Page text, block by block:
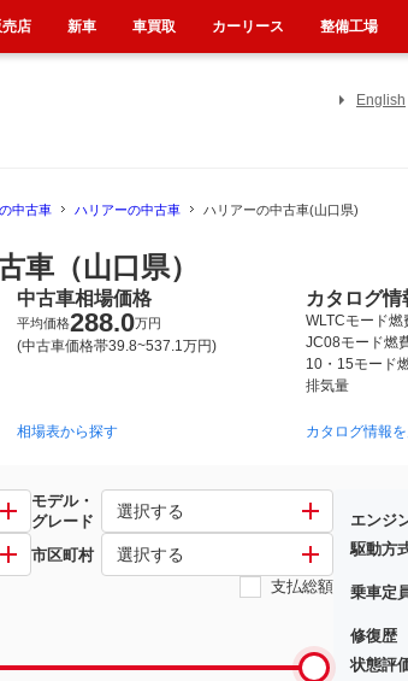
English
中古車 ハリアーの中古車 ハリアーの中古車(山口県)
車（山口県）
2013年12月~2020年6月（1073） 2003年2月
中古車相場価格
平均価格288.0万円
(中古車価格帯39.8~537.1万円)
相場表から探す
カタログ情
WLTCモード燃
JC08モード燃
10・15モード
排気量
カタログ情報
モデル・
グレード
選択する
市区町村 選択する
支払総額
エンジ
駆動方
乗車定
修復歴
状態評
店 新車 車買取 カーリース 整備工場